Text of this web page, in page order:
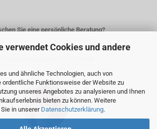
verwendet Cookies und andere
und ähnliche Technologien, auch von
ordentliche Funktionsweise der Website zu
unseres Angebotes zu analysieren und Ihnen
bieten zu können. Weitere
in unserer Datenschutzerklärung.
Sie eine persönliche Beratung?